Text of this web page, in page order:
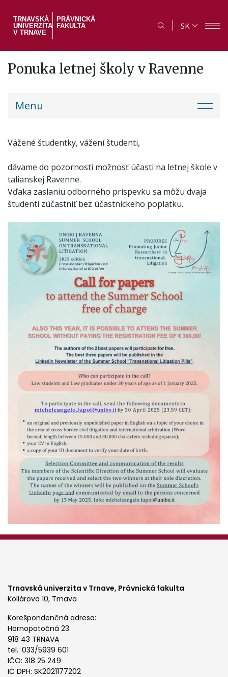
hlavný
TRNAVSKÁ
UNIVERZITA
V TRNAVE
PRÁVNICKÁ
FAKULTA
SK
Ponuka letnej školy v Ravenne
PF
Menu
Vážené študentky, vážení študenti,
dávame do pozornosti možnosť účasti na letnej škole v
talianskej Ravenne.
Vďaka zaslaniu odborného príspevku sa môžu dvaja
študenti zúčastniť bez účastníckeho poplatku.
Trnavská univerzita v Trnave, Právnická fakulta
Kollárova 10, Trnava
Korešpondenčná adresa:
Hornopotočná 23
918 43 TRNAVA
tel.: 033/5939 601
IČO: 318 25 249
IČ DPH: SK2021177202